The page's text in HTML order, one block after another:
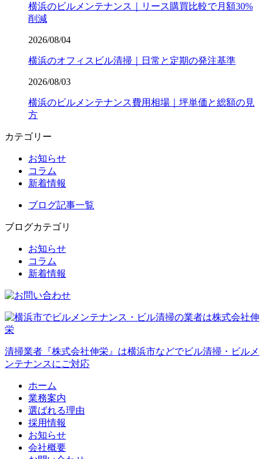
横浜のビルメンテナンス｜リース購買比較で月額30%
削減
2026/08/04
横浜のオフィスビル清掃｜日常と定期の発注基準
2026/08/03
横浜のビルメンテナンス費用相場｜坪単価と総額の見
方
カテゴリー
お知らせ
コラム
新着情報
ブログ記事一覧
ブログカテゴリ
お知らせ
コラム
新着情報
清掃業者『株式会社伸栄』は横浜市などでビル清掃・ビルメ
ンテナンスにご対応
ホーム
業務案内
選ばれる理由
採用情報
お知らせ
会社概要